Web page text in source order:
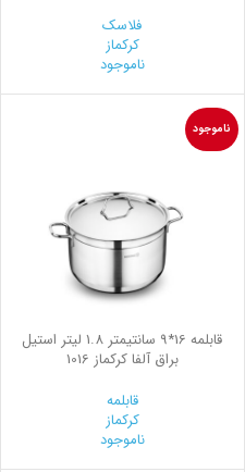
فلاسک
کرکماز
ناموجود
ناموجود
قابلمه 16*9 سانتیمتر 1.8 لیتر استیل
براق آلفا کرکماز 1016
قابلمه
کرکماز
ناموجود